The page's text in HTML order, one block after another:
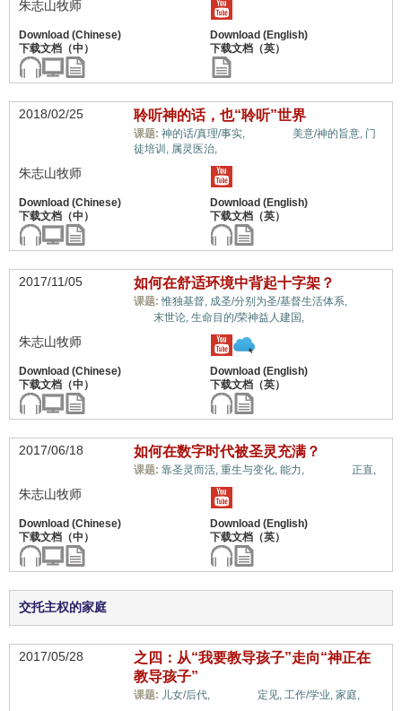
朱志山牧师
2018/02/25 聆听神的话，也“聆听”世界
课题: 神的话/真理/事实, 美意/神的旨意, 门
徒培训, 属灵医治,
朱志山牧师
2017/11/05 如何在舒适环境中背起十字架？
课题:惟独基督, 成圣/分别为圣/基督生活体系,
末世论, 生命目的/荣神益人建国,
朱志山牧师
2017/06/18 如何在数字时代被圣灵充满？
课题: 靠圣灵而活, 重生与变化, 能力, 正直,
朱志山牧师
交托主权的家庭
2017/05/28
之四：从“我要教导孩子”走向“神正在
教导孩子”
课题: 儿女/后代, 定见, 工作/学业, 家庭,